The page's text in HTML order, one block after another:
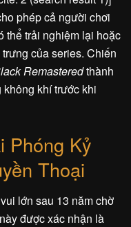
phép cả người chơi
thể trải nghiệm lại hoặc
của series. Chiến
Remasteredthành
không khí trước khi
Phóng Kỷ
Thoại
lớn sau 13 năm chờ
được xác nhận là